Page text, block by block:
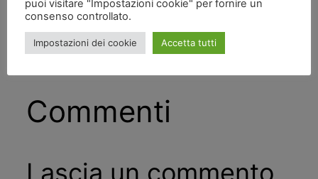
Tag:
Commenti
Lascia un commento
puoi visitare "Impostazioni cookie" per fornire un
consenso controllato.
Impostazioni dei cookie Accetta tutti